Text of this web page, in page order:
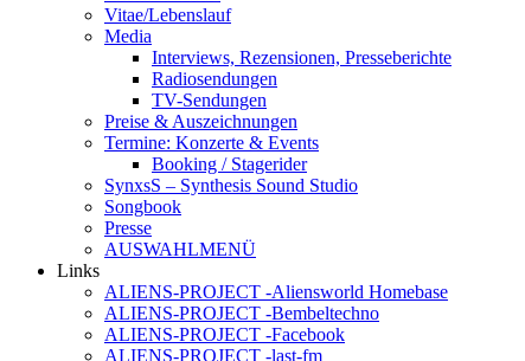
Vitae/Lebenslauf
Media
Interviews, Rezensionen, Presseberichte
Radiosendungen
TV-Sendungen
Preise & Auszeichnungen
Termine: Konzerte & Events
Booking / Stagerider
SynxsS – Synthesis Sound Studio
Songbook
Presse
AUSWAHLMENÜ
Links
ALIENS-PROJECT -Aliensworld Homebase
ALIENS-PROJECT -Bembeltechno
ALIENS-PROJECT -Facebook
ALIENS-PROJECT -last-fm